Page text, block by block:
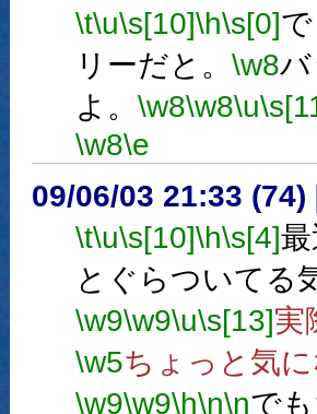
\t\u\s[10]\h\s[0]
リーだと。 \w8
よ。 \w8\w8\u
\w8\e
09/06/03 21:33 (74)
\t\u\s[10]\h\s[4]
とぐらついてる
\w9\w9\u\s[13]実
\w5ちょっと気
\w9\w9\h\n\nで